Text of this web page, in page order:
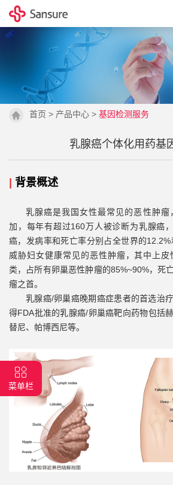
首页 > 产品中心 > 基因检测服务
菜单栏
乳腺癌个体化用药基
背景概述
乳腺癌是我国女性最常见的恶性肿瘤
加，每年有超过160万人被诊断为乳腺癌
癌，发病率和死亡率分别占全世界的
威胁妇女健康常见的恶性肿瘤，其中上
类，占所有卵巢恶性肿瘤的85%~90%，死
瘤之首。
乳腺癌/卵巢癌晚期癌症患者的首选治
得FDA批准的乳腺癌/卵巢癌靶向药物包括
替尼、帕博西尼等。